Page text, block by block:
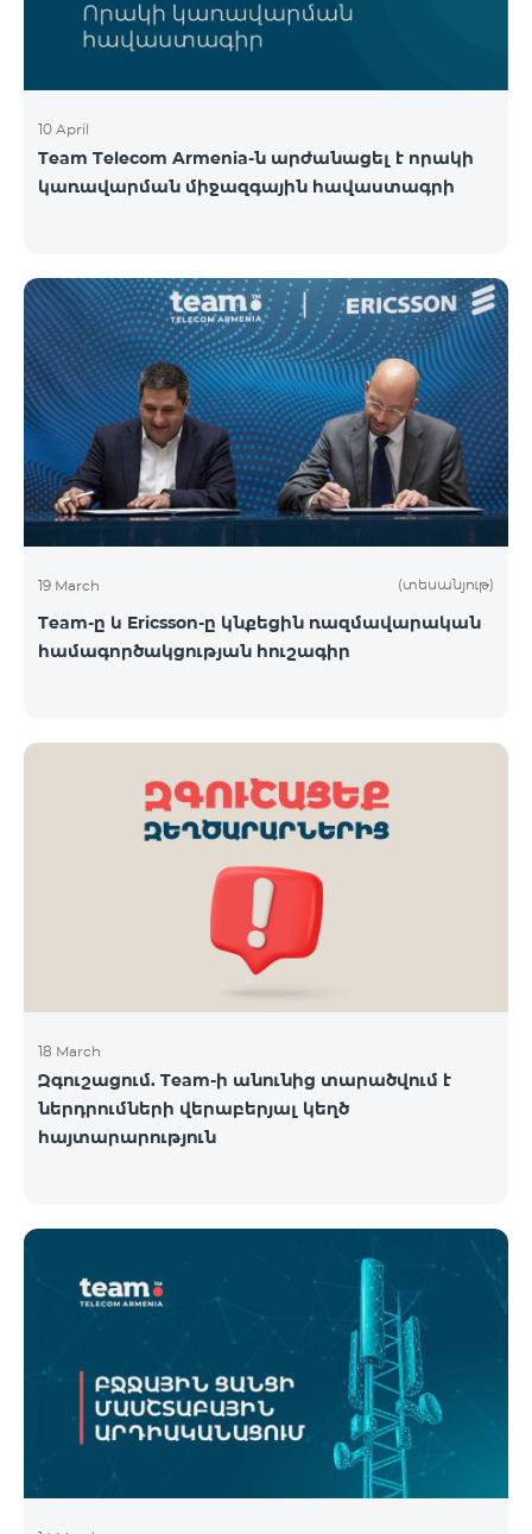
10 April
Team Telecom Armenia-ն արժանացել է որակի
կառավարման միջազգային հավաստագրի
19 March (տեսանյութ)
Team-ը և Ericsson-ը կնքեցին ռազմավարական
համագործակցության հուշագիր
18 March
Զգուշացում. Team-ի անունից տարածվում է
ներդրումների վերաբերյալ կեղծ
հայտարարություն